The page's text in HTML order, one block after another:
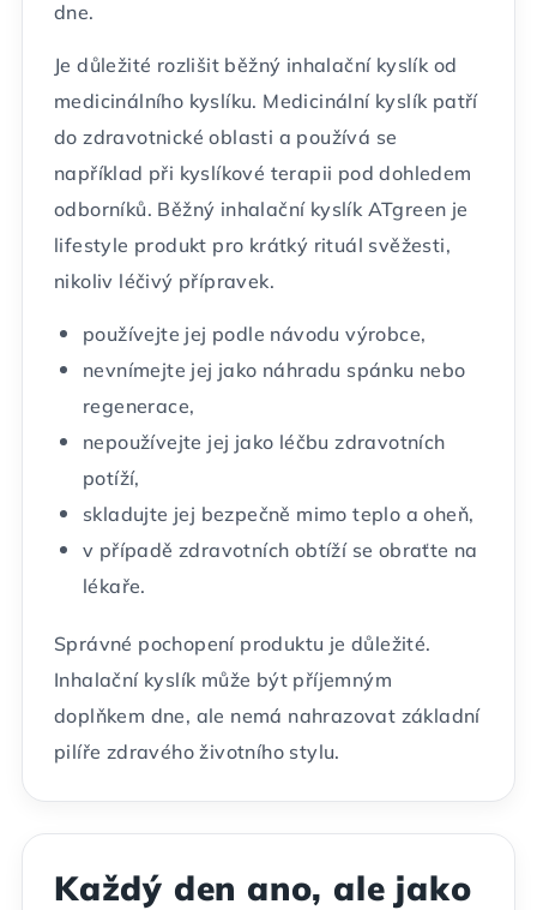
dne.
Je důležité rozlišit běžný inhalační kyslík od
medicinálního kyslíku. Medicinální kyslík patří
do zdravotnické oblasti a používá se
například při kyslíkové terapii pod dohledem
odborníků. Běžný inhalační kyslík ATgreen je
lifestyle produkt pro krátký rituál svěžesti,
nikoliv léčivý přípravek.
používejte jej podle návodu výrobce,
nevnímejte jej jako náhradu spánku nebo
regenerace,
nepoužívejte jej jako léčbu zdravotních
potíží,
skladujte jej bezpečně mimo teplo a oheň,
v případě zdravotních obtíží se obraťte na
lékaře.
Správné pochopení produktu je důležité.
Inhalační kyslík může být příjemným
doplňkem dne, ale nemá nahrazovat základní
pilíře zdravého životního stylu.
Každý den ano, ale jako